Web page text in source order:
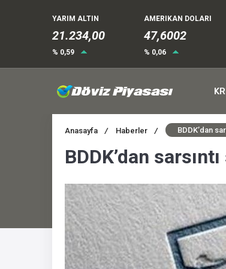
YARIM ALTIN
21.234,00
% 0,59
AMERIKAN DOLARI
47,6002
% 0,06
Anasayfa / Haberler / BDDK’dan
BDDK’dan